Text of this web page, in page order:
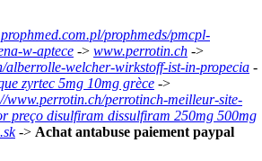
prophmeds/pmcpl-
w-aptece -> www.perrotin.ch ->
alberrolle-welcher-wirkstoff-ist-in-propecia -
zyrtec 5mg 10mg grèce ->
www.perrotin.ch/perrotinch-meilleur-site-
preço disulfiram dissulfiram 250mg 500mg
-> Achat antabuse paiement paypal